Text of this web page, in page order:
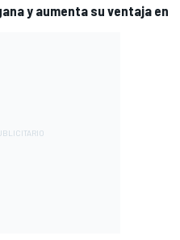
y aumenta su ventaja en